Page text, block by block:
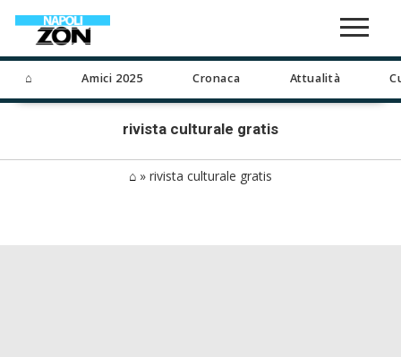
⌂ Amici 2025 Cronaca Attualità
rivista culturale gratis
⌂ » rivista culturale gratis